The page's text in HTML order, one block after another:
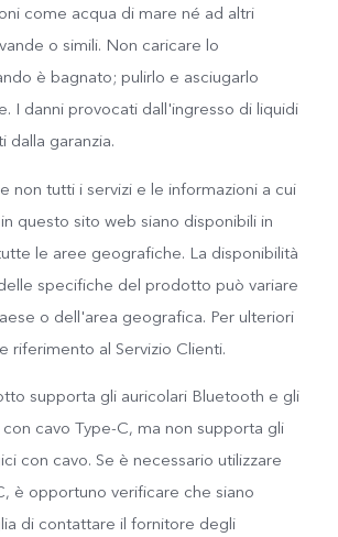
come acqua di mare né ad altri
o simili. Non caricare lo
è bagnato; pulirlo e asciugarlo
I danni provocati dall'ingresso di liquidi
dalla garanzia.
non tutti i servizi e le informazioni a cui
questo sito web siano disponibili in
le aree geografiche. La disponibilità
specifiche del prodotto può variare
o dell'area geografica. Per ulteriori
riferimento al Servizio Clienti.
supporta gli auricolari Bluetooth e gli
cavo Type-C, ma non supporta gli
con cavo. Se è necessario utilizzare
è opportuno verificare che siano
di contattare il fornitore degli